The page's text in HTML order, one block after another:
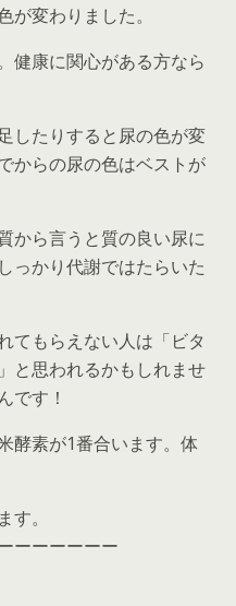
変わりました。
健康に関心がある方なら
したりすると尿の色が変
からの尿の色はベストが
から言うと質の良い尿に
っかり代謝ではたらいた
てもらえない人は「ビタ
と思われるかもしれませ
です！
酵素が1番合います。体
。
ーーーーーー